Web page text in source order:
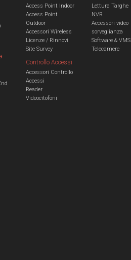
Access Point Indoor
Access Point
Outdoor
Accessori Wireless
Licenze / Rinnovi
Site Survey
Lettura Targhe
NVR
Accessori video
sorveglianza
Software & VMS
Telecamere
Controllo Accessi
Accessori Controllo
Accessi
Reader
Videocitofoni